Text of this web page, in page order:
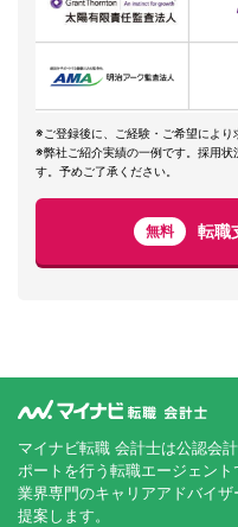
※ご登録後に、ご経験・ご希望により
※弊社ご紹介実績の一例です。採用状
す。予めご了承ください。
無料 転職
マイナビ転職 会計士は公認会
ポートを行う転職エージェント
業界専門のキャリアアドバイ
提案します。